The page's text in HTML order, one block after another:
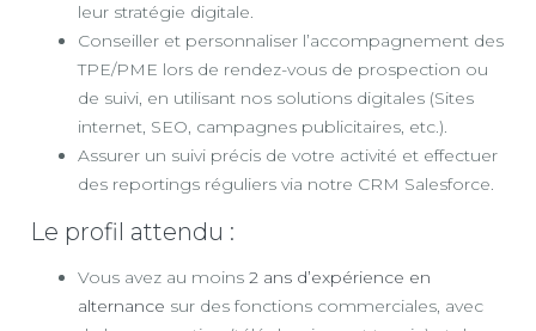
leur stratégie digitale.
Conseiller et personnaliser l’accompagnement des
TPE/PME lors de rendez-vous de prospection ou
de suivi, en utilisant nos solutions digitales (Sites
internet, SEO, campagnes publicitaires, etc.).
Assurer un suivi précis de votre activité et effectuer
des reportings réguliers via notre CRM Salesforce.
Le profil attendu :
Vous avez au moins 2 ans d’expérience en
alternance sur des fonctions commerciales, avec